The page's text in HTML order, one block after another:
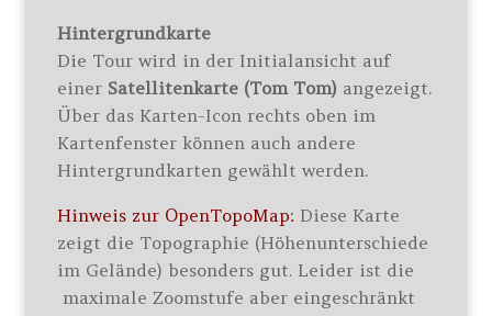
Hintergrundkarte
Die Tour wird in der Initialansicht auf
einer Satellitenkarte (Tom Tom) angezeigt.
Über das Karten-Icon rechts oben im
Kartenfenster können auch andere
Hintergrundkarten gewählt werden.
Hinweis zur OpenTopoMap: Diese Karte
zeigt die Topographie (Höhenunterschiede
im Gelände) besonders gut. Leider ist die
maximale Zoomstufe aber eingeschränkt